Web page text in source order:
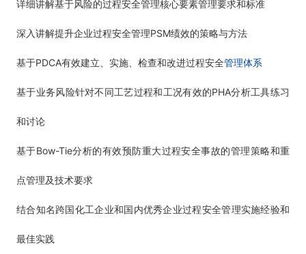
详细讲解基于风险的过程安全管理核心要素管理要求和标准
深入讲解提升企业过程安全管理PSM绩效的策略与方法
基于PDCA有效建立、实施、检查和改进过程安全管理体系
基于业务风险针对不同工艺过程和工况有效的PHA分析工具练习
和讨论
基于Bow-Tie分析的有效预防重大过程安全事故的管理策略和重
点管理及技术要求
结合知名跨国化工企业和国内优秀企业过程安全管理实施经验和
最佳实践